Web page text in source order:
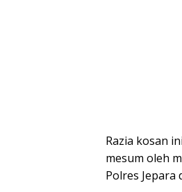
Razia kosan
mesum oleh
Polres Jepara